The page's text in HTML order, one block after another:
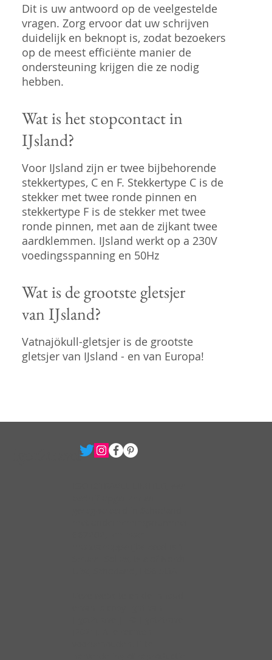
Dit is uw antwoord op de veelgestelde
vragen. Zorg ervoor dat uw schrijven
duidelijk en beknopt is, zodat bezoekers
op de meest efficiënte manier de
ondersteuning krijgen die ze nodig
hebben.
Wat is het stopcontact in
IJsland?
Voor IJsland zijn er twee bijbehorende
stekkertypes, C en F. Stekkertype C is de
stekker met twee ronde pinnen en
stekkertype F is de stekker met twee
ronde pinnen, met aan de zijkant twee
aardklemmen. IJsland werkt op a 230V
voedingsspanning en 50Hz
Wat is de grootste gletsjer
van IJsland?
Vatnajökull-gletsjer is de grootste
gletsjer van IJsland - en van Europa!
igot2travel